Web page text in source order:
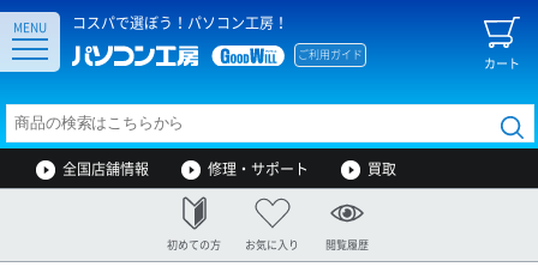
コスパで選ぼう！パソコン工房！
カート
ご利用ガイド
MENU
全国店舗情報 修理・サポート 買取
初めての方 お気に入り 閲覧履歴